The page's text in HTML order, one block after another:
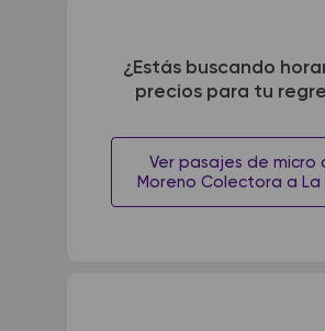
¿Estás buscando
precios para tu
Ver pasajes de micro
Moreno Colectora a La